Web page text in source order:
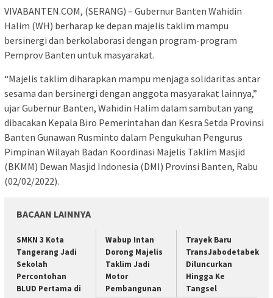
VIVABANTEN.COM, (SERANG) – Gubernur Banten Wahidin
Halim (WH) berharap ke depan majelis taklim mampu
bersinergi dan berkolaborasi dengan program-program
Pemprov Banten untuk masyarakat.
“Majelis taklim diharapkan mampu menjaga solidaritas antar
sesama dan bersinergi dengan anggota masyarakat lainnya,”
ujar Gubernur Banten, Wahidin Halim dalam sambutan yang
dibacakan Kepala Biro Pemerintahan dan Kesra Setda Provinsi
Banten Gunawan Rusminto dalam Pengukuhan Pengurus
Pimpinan Wilayah Badan Koordinasi Majelis Taklim Masjid
(BKMM) Dewan Masjid Indonesia (DMI) Provinsi Banten, Rabu
(02/02/2022).
BACAAN LAINNYA
SMKN 3 Kota
Tangerang Jadi
Sekolah
Percontohan
BLUD Pertama di
Wabup Intan
Dorong Majelis
Taklim Jadi
Motor
Pembangunan
Trayek Baru
TransJabodetabek
Diluncurkan
Hingga Ke
Tangsel